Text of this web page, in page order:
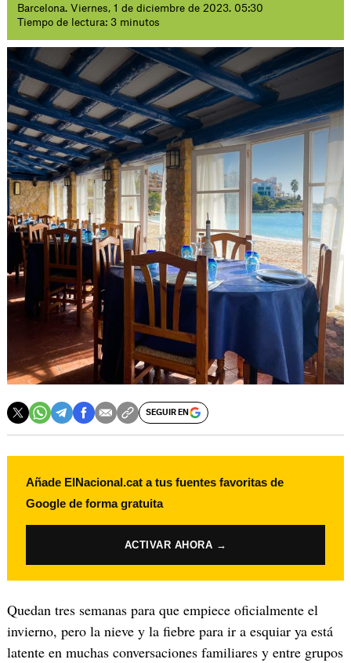
Barcelona. Viernes, 1 de diciembre de 2023. 05:30
Tiempo de lectura: 3 minutos
SEGUIR EN
Añade ElNacional.cat a tus fuentes favoritas de
Google de forma gratuita
ACTIVAR AHORA →
Quedan tres semanas para que empiece oficialmente el
invierno, pero la nieve y la fiebre para ir a esquiar ya está
latente en muchas conversaciones familiares y entre grupos